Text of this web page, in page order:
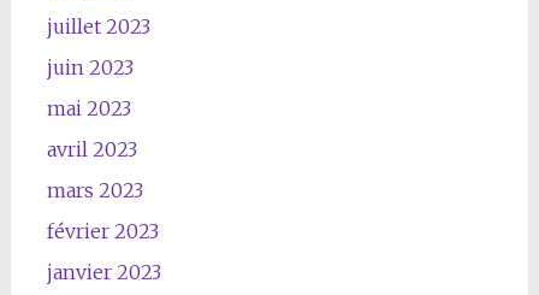
juillet 2023
juin 2023
mai 2023
avril 2023
mars 2023
février 2023
janvier 2023